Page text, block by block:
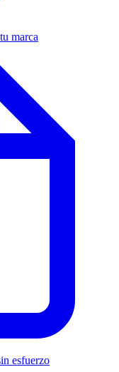
marca
esfuerzo